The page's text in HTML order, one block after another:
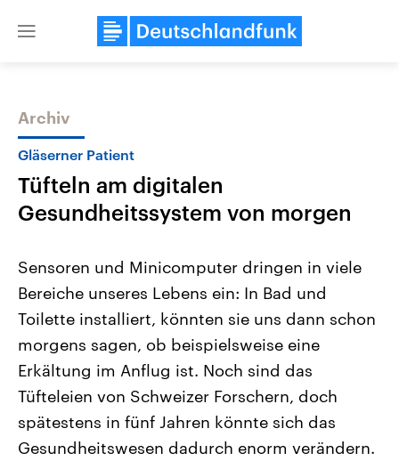
Close
Themen
Landtagswahl Sachsen-Anhalt
2026
Sachsen-Anhalt wählt am 6.
September 2026 einen neuen
Landtag. Seit 2021 wird das
Bundesland von einer Koalition aus
Umfragen, Prognosen,
Wahlprogramme, aktuelle Berichte
und Hintergründe zu den Parteien
USA
Aktuelle Beiträge,
Hintergründe
Wirtschaftlich und
gehören die Vereinigten
den mächtigsten Ländern
mit großem Einfluss auf
Sendungen Programm Podcasts
Archiv
Gläserner Patient
Tüfteln am digitalen
Gesundheitssystem von morgen
Sensoren und Minicomputer dringen in viele
Bereiche unseres Lebens ein: In Bad und
Toilette installiert, könnten sie uns dann schon
morgens sagen, ob beispielsweise eine
Erkältung im Anflug ist. Noch sind das
Tüfteleien von Schweizer Forschern, doch
spätestens in fünf Jahren könnte sich das
Gesundheitswesen dadurch enorm verändern.